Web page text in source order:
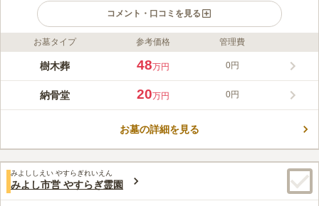
コメント・口コミを見る
ライフドット編集部のコメント
緑地公園を併設している正林寺の境内墓地です。 駐車場を完備
場所にあるので車でお参りに行くのが便利です。 駐車場はゆと
りのある広さなので、お盆やお彼岸の人が多く集まる季節でもス
ないので、足腰の弱い方も安心してお参りできます。
みんなの評価
4.8 口コミ1件
60代女性
お花やお線香の販売は霊園でしています。ただ周辺にコンビニひ
とつないので、お彼岸などのお参りにはお家からおはぎを持ってきた方が
いいかもしれません。
お墓タイプ 参考価格 管理費
樹木葬 48万円 0円
納骨堂 20万円 0円
お墓の詳細を見る
みよししえい やすらぎれいえん
みよし市営 やすらぎ霊園